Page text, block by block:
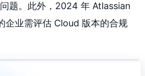
题。此外，2024 年 Atlassian
企业需评估 Cloud 版本的合规